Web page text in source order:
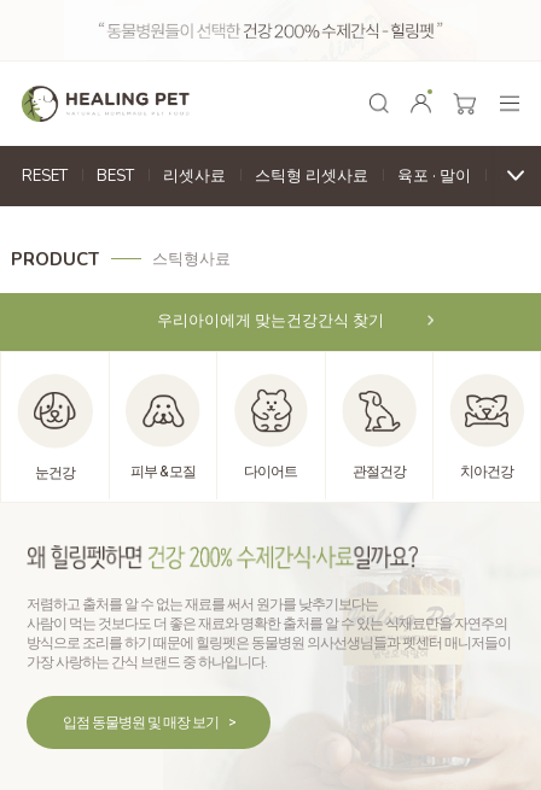
RESET BEST 리셋사료 스틱형 리셋사료 육포 · 말이 천연
PRODUCT 스틱형사료
우리아이에게 맞는건강간식 찾기
눈건강 피부 & 모질 다이어트 관절건강 치아건강
저렴하고 출처를 알 수 없는 재료를 써서 원가를 낮추기보다는
사람이 먹는 것보다도 더 좋은 재료와 명확한 출처를 알 수 있는 식재료만을 자연주의
방식으로 조리를 하기 때문에 힐링펫은 동물병원 의사선생님들과 펫센터 매니저들이
가장 사랑하는 간식 브랜드 중 하나입니다.
입점 동물병원 및 매장 보기 >